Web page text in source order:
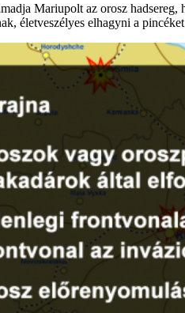
Mariupolt az orosz
életveszélyes elhagyni a